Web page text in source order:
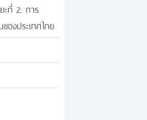
ะที่ 2: การ
องประเทศไทย